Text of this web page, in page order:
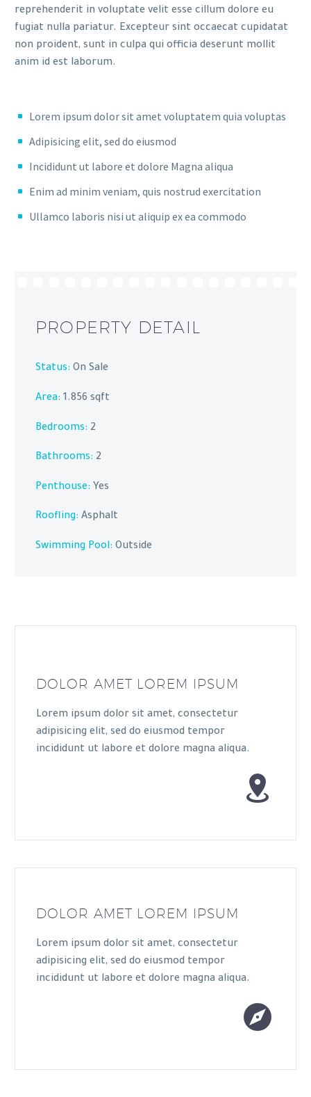
reprehenderit in voluptate velit esse cillum dolore eu
fugiat nulla pariatur. Excepteur sint occaecat cupidatat
non proident, sunt in culpa qui officia deserunt mollit
anim id est laborum.
Lorem ipsum dolor sit amet voluptatem quia voluptas
Adipisicing elit, sed do eiusmod
Incididunt ut labore et dolore Magna aliqua
Enim ad minim veniam, quis nostrud exercitation
Ullamco laboris nisi ut aliquip ex ea commodo
PROPERTY DETAIL
Status: On Sale
Area: 1.856 sqft
Bedrooms: 2
Bathrooms: 2
Penthouse: Yes
Roofling: Asphalt
Swimming Pool: Outside
DOLOR AMET LOREM IPSUM
Lorem ipsum dolor sit amet, consectetur
adipisicing elit, sed do eiusmod tempor
incididunt ut labore et dolore magna aliqua.


DOLOR AMET LOREM IPSUM
Lorem ipsum dolor sit amet, consectetur
adipisicing elit, sed do eiusmod tempor
incididunt ut labore et dolore magna aliqua.

